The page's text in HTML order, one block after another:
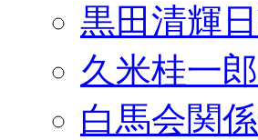
黒田清輝
久米桂一
白馬会関